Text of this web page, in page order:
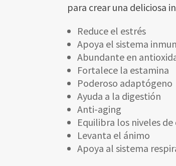
para crear una deliciosa
Reduce el estrés
Apoya el sistema
Abundante en
Fortalece la estamina
Poderoso adaptógeno
Ayuda a la digestión
Anti-aging
Equilibra los niveles de
Levanta el ánimo
Apoya al sistema